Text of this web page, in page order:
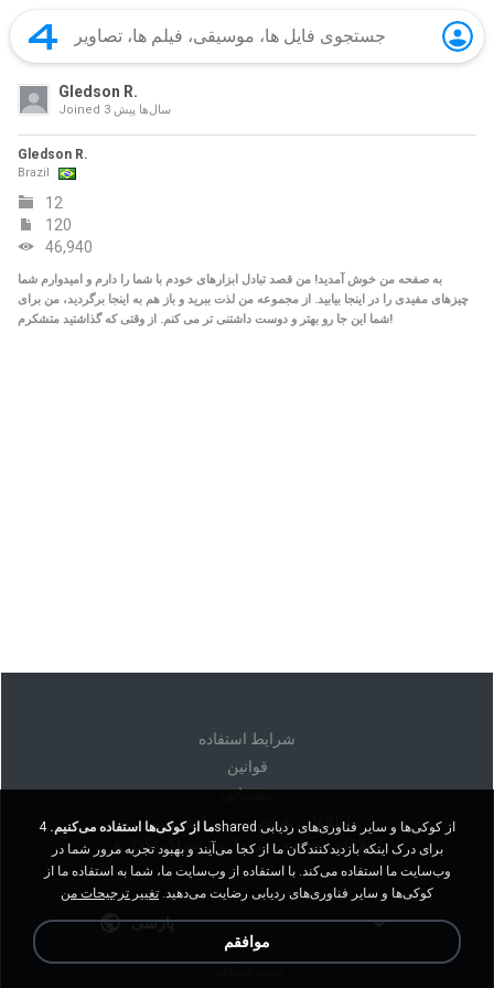
Gledson R.
Joined 3 سال‌ها پیش
Gledson R.
Brazil
12
120
46,940
به صفحه من خوش آمدید! من قصد تبادل ابزارهای خودم با شما را دارم و امیدوارم شما
چیزهای مفیدی را در اینجا بیابید. از مجموعه من لذت ببرید و باز هم به اینجا برگردید، من برای
شما این جا رو بهتر و دوست داشتنی تر می کنم. از وقتی که گذاشتید متشکرم!
شرايط استفاده
قوانين
پشتیبانی
اطلاعات شخصی من را نفروشید
اطلاعات شخصی من را به اشتراک نگذارید
پارسی
ما از کوکی‌ها استفاده می‌کنیم. 4shared از کوکی‌ها و سایر فناوری‌های ردیابی
برای درک اینکه بازدیدکنندگان ما از کجا می‌آیند و بهبود تجربه مرور شما در
وب‌سایت ما استفاده می‌کند. با استفاده از وب‌سایت ما، شما به استفاده ما از
کوکی‌ها و سایر فناوری‌های ردیابی رضایت می‌دهید. تغییر ترجیحات من
موافقم